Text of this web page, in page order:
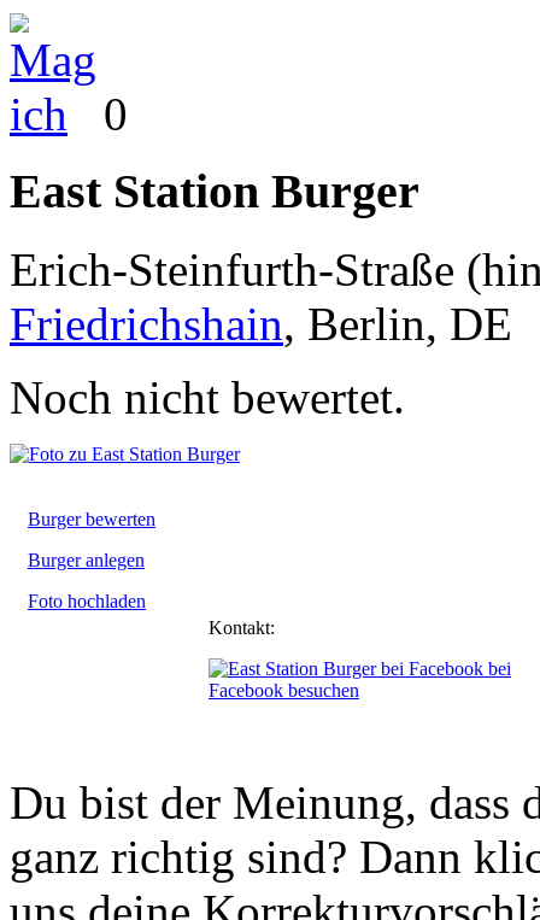
0
East Station Burger
Erich-Steinfurth-Straße
Friedrichshain, Berlin, DE
Noch nicht bewertet.
Burger bewerten
Burger anlegen
Foto hochladen
Kontakt:
bei
Facebook besuchen
Du bist der Meinung, dass
ganz richtig sind? Dann